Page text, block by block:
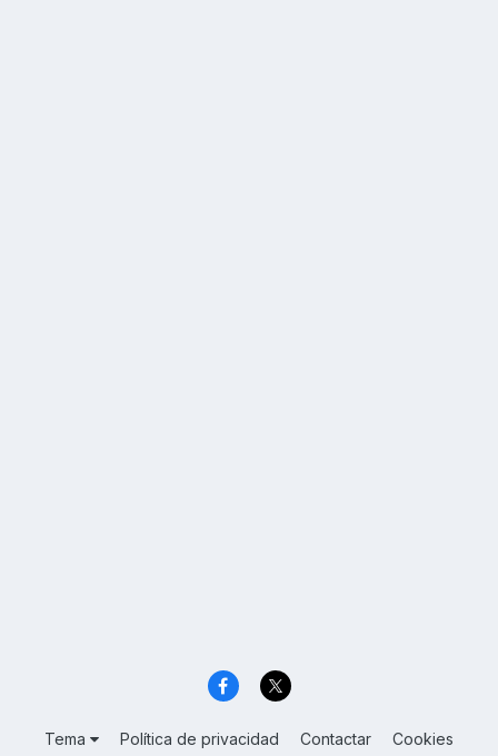
Tema Política de privacidad Contactar Cookies